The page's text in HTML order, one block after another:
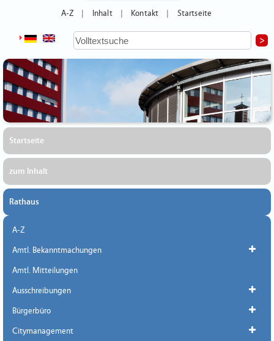
A-Z Inhalt Kontakt Startseite
Startseite
zum Inhalt
Rathaus
A-Z
Amtl. Bekanntmachungen
Amtl. Mitteilungen
Ausschreibungen
Bürgerbüro
Citymanagement